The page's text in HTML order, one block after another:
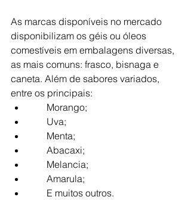
As marcas disponíveis no mercado
disponibilizam os géis ou óleos
comestíveis em embalagens diversas,
as mais comuns: frasco, bisnaga e
caneta. Além de sabores variados,
entre os principais:
       Morango;
       Uva;
       Menta;
       Abacaxi;
       Melancia;
       Amarula;
       E muitos outros.